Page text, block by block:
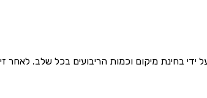
ידי בחינת מיקום וכמות הריבועים בכל שלב.